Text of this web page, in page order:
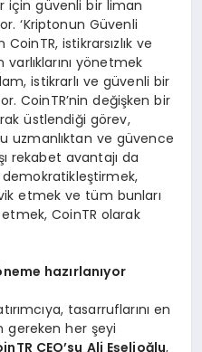
için güvenli bir liman
‘Kriptonun Güvenli
CoinTR, istikrarsızlık ve
varlıklarını yönetmek
istikrarlı ve güvenli bir
CoinTR’nin değişken bir
üstlendiği görev,
uzmanlıktan ve güvence
rekabet avantajı da
demokratikleştirmek,
etmek ve tüm bunları
CoinTR olarak
neme hazırlanıyor
tasarruflarını en
gereken her şeyi
CEO’su Ali Eşelioğlu,